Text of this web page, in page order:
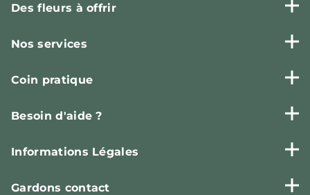
Des fleurs à offrir
Nos services
Coin pratique
Besoin d'aide ?
Informations Légales
Gardons contact